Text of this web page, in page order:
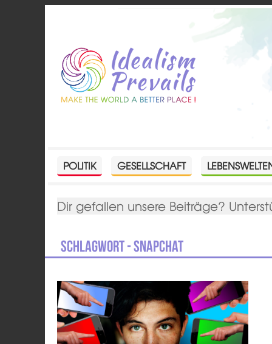
POLITIK GESELLSCHAFT
Dir gefallen unsere Beiträge?
Schlagwort - Snapchat